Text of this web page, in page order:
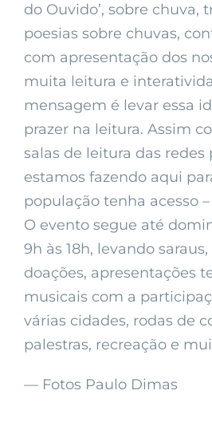
do Ouvido’, sobre chuva,
poesias sobre chuvas,
com apresentação dos
muita leitura e
mensagem é levar essa
prazer na leitura. Assim
salas de leitura das redes
estamos fazendo aqui
população tenha acesso
O evento segue até
9h às 18h, levando
doações, apresentações
musicais com a
várias cidades, rodas de
palestras, recreação e
— Fotos Paulo Dimas